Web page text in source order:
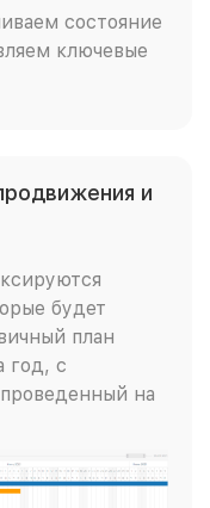
состояние
ключевые
и
будет
план
год, с
на